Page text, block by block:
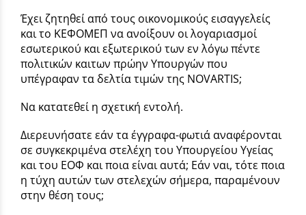
Έχει ζητηθεί από τους οικονομικούς εισαγγελείς
και το ΚΕΦΟΜΕΠ να ανοίξουν οι λογαριασμοί
εσωτερικού και εξωτερικού των εν λόγω πέντε
πολιτικών καιτων πρώην Υπουργών που
υπέγραφαν τα δελτία τιμών της NOVARTIS;
Να κατατεθεί η σχετική εντολή.
Διερευνήσατε εάν τα έγγραφα-φωτιά αναφέρονται
σε συγκεκριμένα στελέχη του Υπουργείου Υγείας
και του ΕΟΦ και ποια είναι αυτά; Εάν ναι, τότε ποια
η τύχη αυτών των στελεχών σήμερα, παραμένουν
στην θέση τους;